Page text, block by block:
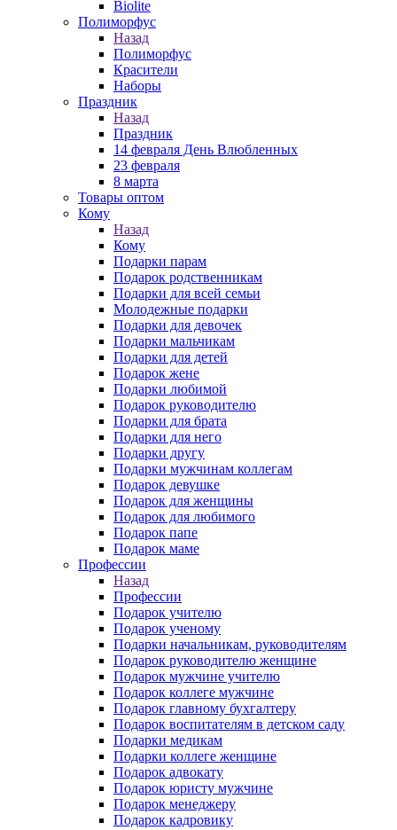
Biolite
Полиморфус
Назад
Полиморфус
Красители
Наборы
Праздник
Назад
Праздник
14 февраля День Влюбленных
23 февраля
8 марта
Товары оптом
Кому
Назад
Кому
Подарки парам
Подарок родственникам
Подарки для всей семьи
Молодежные подарки
Подарки для девочек
Подарки мальчикам
Подарки для детей
Подарок жене
Подарки любимой
Подарок руководителю
Подарки для брата
Подарки для него
Подарки другу
Подарки мужчинам коллегам
Подарок девушке
Подарок для женщины
Подарок для любимого
Подарок папе
Подарок маме
Профессии
Назад
Профессии
Подарок учителю
Подарок ученому
Подарки начальникам, руководителям
Подарок руководителю женщине
Подарок мужчине учителю
Подарок коллеге мужчине
Подарок главному бухгалтеру
Подарок воспитателям в детском саду
Подарки медикам
Подарки коллеге женщине
Подарок адвокату
Подарок юристу мужчине
Подарок менеджеру
Подарок кадровику